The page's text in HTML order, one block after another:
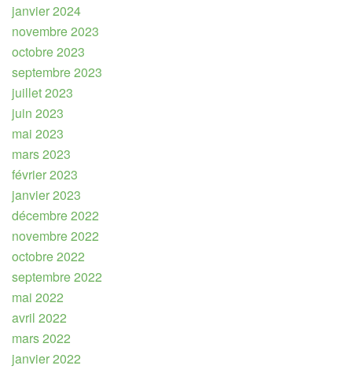
janvier 2024
novembre 2023
octobre 2023
septembre 2023
juillet 2023
juin 2023
mai 2023
mars 2023
février 2023
janvier 2023
décembre 2022
novembre 2022
octobre 2022
septembre 2022
mai 2022
avril 2022
mars 2022
janvier 2022